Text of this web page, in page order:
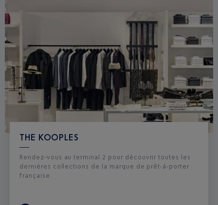
THE KOOPLES
Rendez-vous au terminal 2 pour découvrir toutes les
dernières collections de la marque de prêt-à-porter
française.